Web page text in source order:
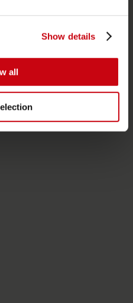
Show details
all